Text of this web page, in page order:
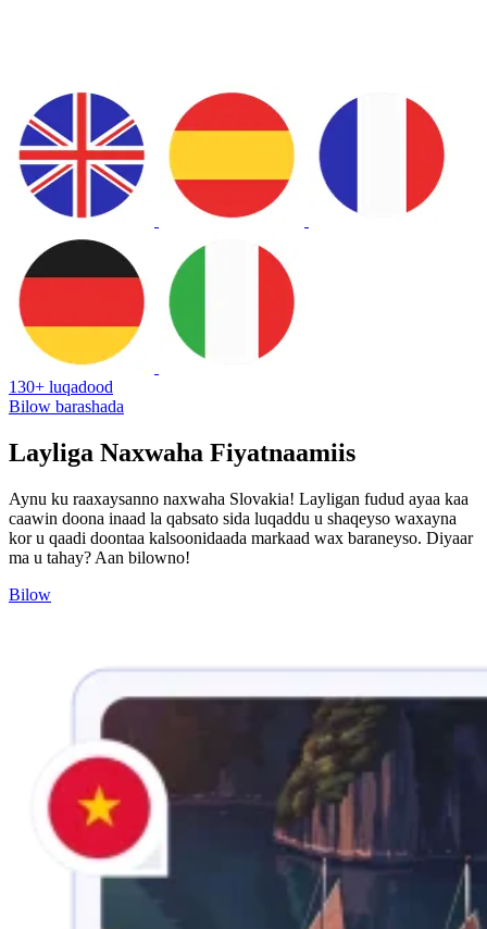
130+ luqadood
Bilow barashada
Layliga Naxwaha Fiyatnaamiis
Aynu ku raaxaysanno naxwaha Slovakia! Layligan fudud ayaa kaa
caawin doona inaad la qabsato sida luqaddu u shaqeyso waxayna
kor u qaadi doontaa kalsoonidaada markaad wax baraneyso. Diyaar
ma u tahay? Aan bilowno!
Bilow